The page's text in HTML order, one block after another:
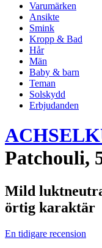
Varumärken
Ansikte
Smink
Kropp & Bad
Hår
Män
Baby & barn
Teman
Solskydd
Erbjudanden
Patchouli,
Mild
örtig karaktär
En tidigare recension